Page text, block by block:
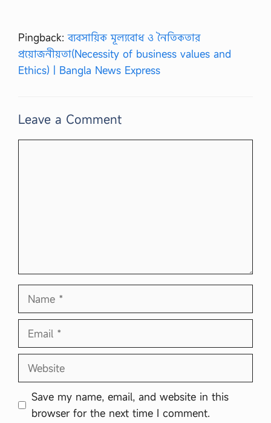
Pingback:ব্যবসায়িক মূল্যবোধ ও নৈতিকতার
প্রয়োজনীয়তা(Necessity of business values and
Ethics) | Bangla News Express
Leave a Comment
Name
Email
Website
Save my name, email, and website in this
browser for the next time I comment.